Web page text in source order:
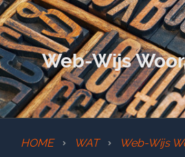
Web-Wijs
HOME WAT
Web-Wijs